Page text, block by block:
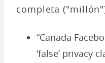
completa
“Canada
‘false’ privacy